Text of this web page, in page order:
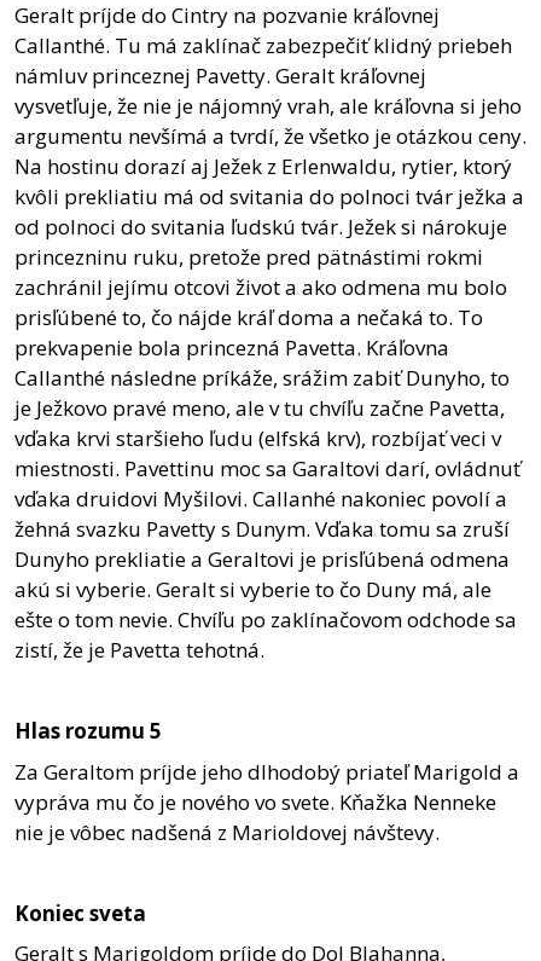
Geralt príjde do Cintry na pozvanie kráľovnej
Callanthé. Tu má zaklínač zabezpečiť klidný priebeh
námluv princeznej Pavetty. Geralt kráľovnej
vysvetľuje, že nie je nájomný vrah, ale kráľovna si jeho
argumentu nevšímá a tvrdí, že všetko je otázkou ceny.
Na hostinu dorazí aj Ježek z Erlenwaldu, rytier, ktorý
kvôli prekliatiu má od svitania do polnoci tvár ježka a
od polnoci do svitania ľudskú tvár. Ježek si nárokuje
princezninu ruku, pretože pred pätnástimi rokmi
zachránil jejímu otcovi život a ako odmena mu bolo
prisľúbené to, čo nájde kráľ doma a nečaká to. To
prekvapenie bola princezná Pavetta. Kráľovna
Callanthé následne príkáže, srážim zabiť Dunyho, to
je Ježkovo pravé meno, ale v tu chvíľu začne Pavetta,
vďaka krvi staršieho ľudu (elfská krv), rozbíjať veci v
miestnosti. Pavettinu moc sa Garaltovi darí, ovládnuť
vďaka druidovi Myšilovi. Callanhé nakoniec povolí a
žehná svazku Pavetty s Dunym. Vďaka tomu sa zruší
Dunyho prekliatie a Geraltovi je prisľúbená odmena
akú si vyberie. Geralt si vyberie to čo Duny má, ale
ešte o tom nevie. Chvíľu po zaklínačovom odchode sa
zistí, že je Pavetta tehotná.
Hlas rozumu 5
Za Geraltom príjde jeho dlhodobý priateľ Marigold a
vypráva mu čo je nového vo svete. Kňažka Nenneke
nie je vôbec nadšená z Marioldovej návštevy.
Koniec sveta
Geralt s Marigoldom príjde do Dol Blahanna,